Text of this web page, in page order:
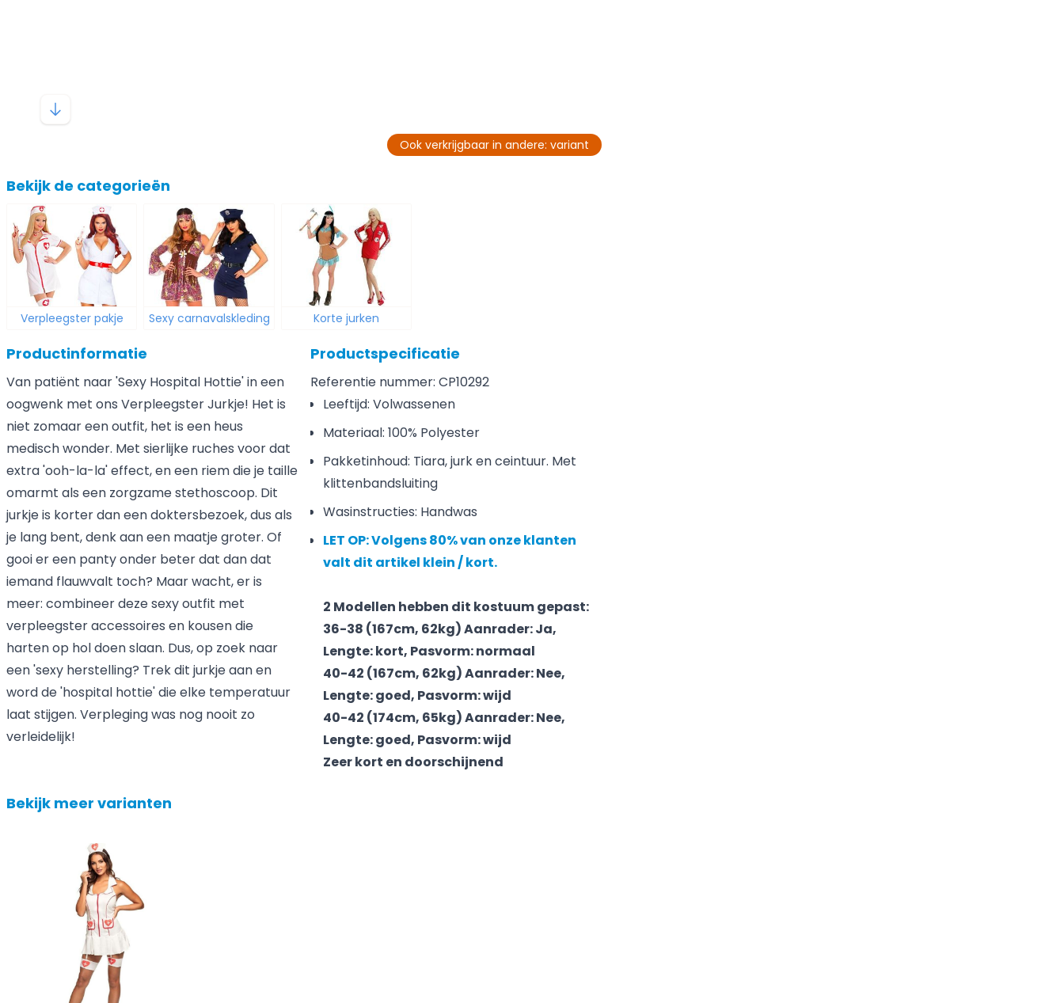
Ook verkrijgbaar in andere: variant
Bekijk de categorieën
Verpleegster pakje Sexy carnavalskleding Korte jurken
Productinformatie
Van patiënt naar 'Sexy Hospital Hottie' in een
oogwenk met ons Verpleegster Jurkje! Het is
niet zomaar een outfit, het is een heus
medisch wonder. Met sierlijke ruches voor dat
extra 'ooh-la-la' effect, en een riem die je taille
omarmt als een zorgzame stethoscoop. Dit
jurkje is korter dan een doktersbezoek, dus als
je lang bent, denk aan een maatje groter. Of
gooi er een panty onder beter dat dan dat
iemand flauwvalt toch? Maar wacht, er is
meer: combineer deze sexy outfit met
verpleegster accessoires en kousen die
harten op hol doen slaan. Dus, op zoek naar
een 'sexy herstelling? Trek dit jurkje aan en
word de 'hospital hottie' die elke temperatuur
laat stijgen. Verpleging was nog nooit zo
verleidelijk!
Productspecificatie
Referentie nummer: CP10292
Leeftijd: Volwassenen
Materiaal: 100% Polyester
Pakketinhoud: Tiara, jurk en ceintuur. Met
klittenbandsluiting
Wasinstructies: Handwas
LET OP: Volgens 80% van onze klanten
valt dit artikel klein / kort.
2 Modellen hebben dit kostuum gepast:
36-38 (167cm, 62kg) Aanrader: Ja,
Lengte: kort, Pasvorm: normaal
40-42 (167cm, 62kg) Aanrader: Nee,
Lengte: goed, Pasvorm: wijd
40-42 (174cm, 65kg) Aanrader: Nee,
Lengte: goed, Pasvorm: wijd
Zeer kort en doorschijnend
Bekijk meer varianten